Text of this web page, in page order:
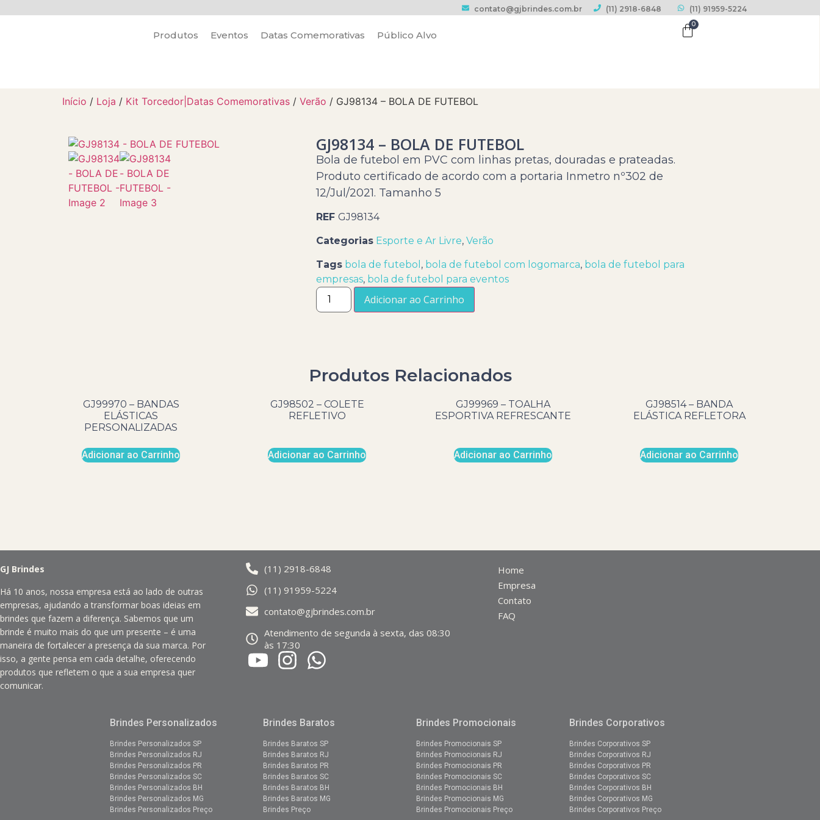
contato@gjbrindes.com.br (11) 2918-6848 (11) 91959-5224
Produtos Eventos Datas Comemorativas Público Alvo
0
Início / Loja / Kit Torcedor|Datas Comemorativas / Verão / GJ98134 – BOLA DE FUTEBOL
GJ98134 – BOLA DE FUTEBOL
Bola de futebol em PVC com linhas pretas, douradas e prateadas.
Produto certificado de acordo com a portaria Inmetro nº302 de
12/Jul/2021. Tamanho 5
REF GJ98134
Categorias Esporte e Ar Livre, Verão
Tags bola de futebol , bola de futebol com logomarca, bola de futebol para
empresas, bola de futebol para eventos
Adicionar ao Carrinho
Produtos Relacionados
GJ99970 – BANDAS
ELÁSTICAS
PERSONALIZADAS
Adicionar ao Carrinho
GJ98502 – COLETE
REFLETIVO
Adicionar ao Carrinho
GJ99969 – TOALHA
ESPORTIVA REFRESCANTE
Adicionar ao Carrinho
GJ98514 – BANDA
ELÁSTICA REFLETORA
Adicionar ao Carrinho
GJ Brindes
Há 10 anos, nossa empresa está ao lado de outras
empresas, ajudando a transformar boas ideias em
brindes que fazem a diferença. Sabemos que um
brinde é muito mais do que um presente – é uma
maneira de fortalecer a presença da sua marca. Por
isso, a gente pensa em cada detalhe, oferecendo
produtos que refletem o que a sua empresa quer
comunicar.
(11) 2918-6848
(11) 91959-5224
contato@gjbrindes.com.br
Atendimento de segunda à sexta, das 08:30
às 17:30
Home
Empresa
Contato
FAQ
Brindes Personalizados
Brindes Personalizados SP
Brindes Personalizados RJ
Brindes Personalizados PR
Brindes Personalizados SC
Brindes Personalizados BH
Brindes Personalizados MG
Brindes Personalizados Preço
Brindes Baratos
Brindes Baratos SP
Brindes Baratos RJ
Brindes Baratos PR
Brindes Baratos SC
Brindes Baratos BH
Brindes Baratos MG
Brindes Preço
Brindes Promocionais
Brindes Promocionais SP
Brindes Promocionais RJ
Brindes Promocionais PR
Brindes Promocionais SC
Brindes Promocionais BH
Brindes Promocionais MG
Brindes Promocionais Preço
Brindes Corporativos
Brindes Corporativos SP
Brindes Corporativos RJ
Brindes Corporativos PR
Brindes Corporativos SC
Brindes Corporativos BH
Brindes Corporativos MG
Brindes Corporativos Preço